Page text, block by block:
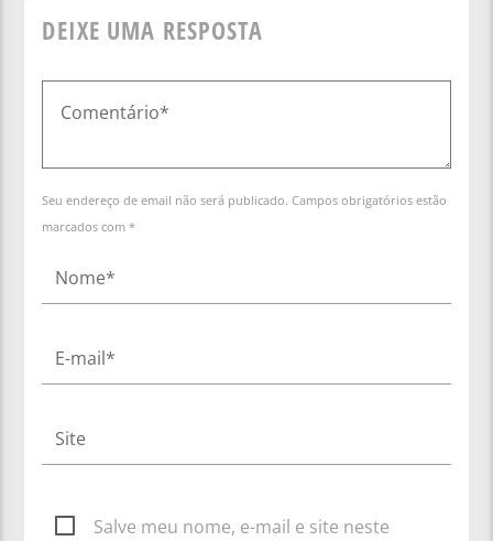
DEIXE UMA RESPOSTA
Seu endereço de email não será publicado. Campos obrigatórios estão
marcados com *
Salve meu nome, e-mail e site neste